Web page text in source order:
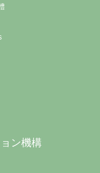
ン機構